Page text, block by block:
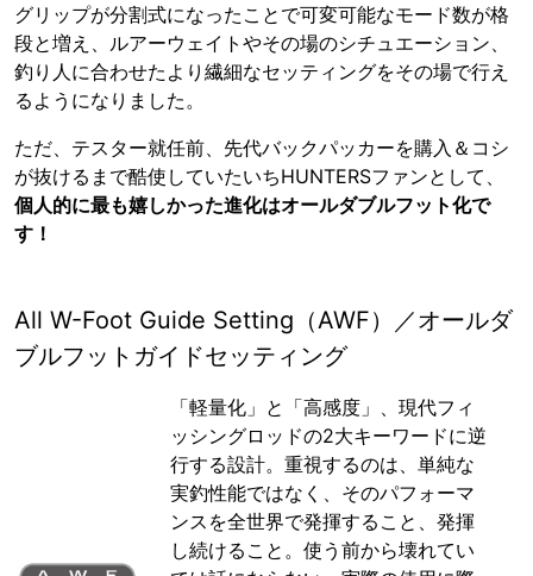
グリップが分割式になったことで可変可能なモード数が格
段と増え、ルアーウェイトやその場のシチュエーション、
釣り人に合わせたより繊細なセッティングをその場で行え
るようになりました。
ただ、テスター就任前、先代バックパッカーを購入＆コシ
が抜けるまで酷使していたいちHUNTERSファンとして、
個人的に最も嬉しかった進化はオールダブルフット化で
す！
All W-Foot Guide Setting（AWF）／オールダ
ブルフットガイドセッティング
「軽量化」と「高感度」、現代フィ
ッシングロッドの2大キーワードに逆
行する設計。重視するのは、単純な
実釣性能ではなく、そのパフォーマ
ンスを全世界で発揮すること、発揮
し続けること。使う前から壊れてい